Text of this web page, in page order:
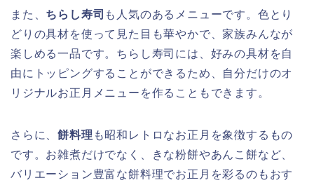
また、 ちらし寿司 も人気のあるメニューです。色とり
どりの具材を使って見た目も華やかで、家族みんなが
楽しめる一品です。ちらし寿司には、好みの具材を自
由にトッピングすることができるため、自分だけのオ
リジナルお正月メニューを作ることもできます。
さらに、餅料理 も昭和レトロなお正月を象徴するもの
です。お雑煮だけでなく、きな粉餅やあんこ餅など、
バリエーション豊富な餅料理でお正月を彩るのもおす